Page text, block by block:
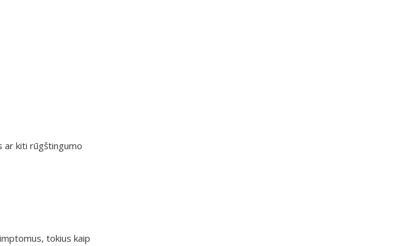
ar kiti rūgštingumo
tokius kaip